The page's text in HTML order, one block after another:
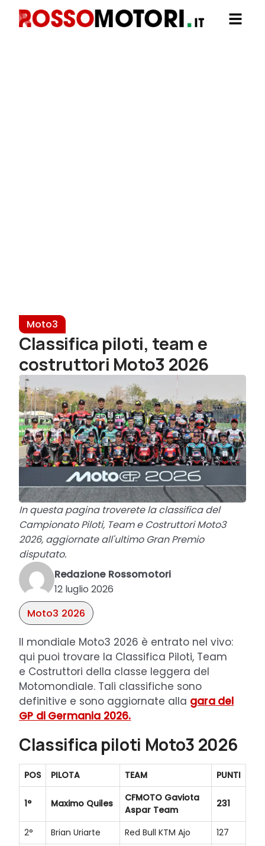
Moto3
Classifica piloti, team e
costruttori Moto3 2026
In questa pagina troverete la classifica del
Campionato Piloti, Team e Costruttori Moto3
2026, aggiornate all'ultimo Gran Premio
disputato.
Redazione Rossomotori
12 luglio 2026
Moto3 2026
Il mondiale Moto3 2026 è entrato nel vivo:
qui puoi trovare la Classifica Piloti, Team
e Costruttori della classe leggera del
Motomondiale. Tali classifiche sono
definitive e sono aggiornate alla gara del
GP di Germania 2026.
Classifica piloti Moto3 2026
POS PILOTA TEAM PUNTI
1° Maximo Quiles
CFMOTO Gaviota
Aspar Team
231
2° Brian Uriarte Red Bull KTM Ajo
127